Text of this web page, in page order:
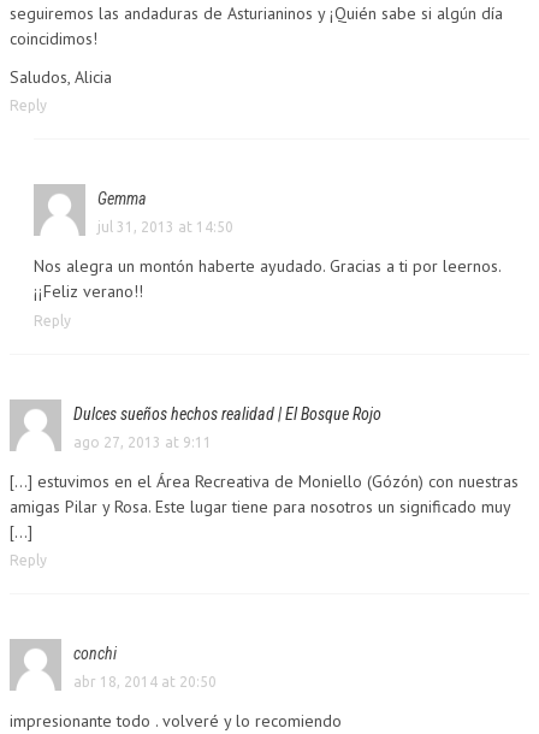
seguiremos las andaduras de Asturianinos y ¡Quién sabe si algún día
coincidimos!
Saludos, Alicia
Reply
Gemma
jul 31, 2013 at 14:50
Nos alegra un montón haberte ayudado. Gracias a ti por leernos.
¡¡Feliz verano!!
Reply
Dulces sueños hechos realidad | El Bosque Rojo
ago 27, 2013 at 9:11
[...] estuvimos en el Área Recreativa de Moniello (Gózón) con nuestras
amigas Pilar y Rosa. Este lugar tiene para nosotros un significado muy
[...]
Reply
conchi
abr 18, 2014 at 20:50
impresionante todo . volveré y lo recomiendo